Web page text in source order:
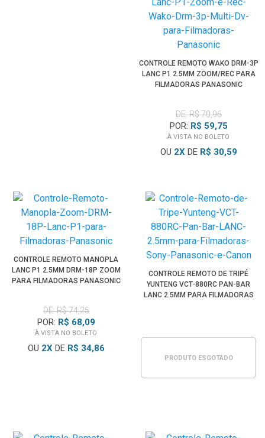
CONTROLE REMOTO WAKO DRM-3P
LANC P1 2.5MM ZOOM/REC PARA
FILMADORAS PANASONIC
DE: R$ 70,96
POR: R$ 59,75
À VISTA NO BOLETO
OU 2XDE R$ 30,59
CONTROLE REMOTO MANOPLA
LANC P1 2.5MM DRM-18P ZOOM
PARA FILMADORAS PANASONIC
DE: R$ 74,25
POR: R$ 68,09
À VISTA NO BOLETO
OU 2XDE R$ 34,86
CONTROLE REMOTO DE TRIPÉ
YUNTENG VCT-880RC PAN-BAR
LANC 2.5MM PARA FILMADORAS
PRODUTO ESGOTADO